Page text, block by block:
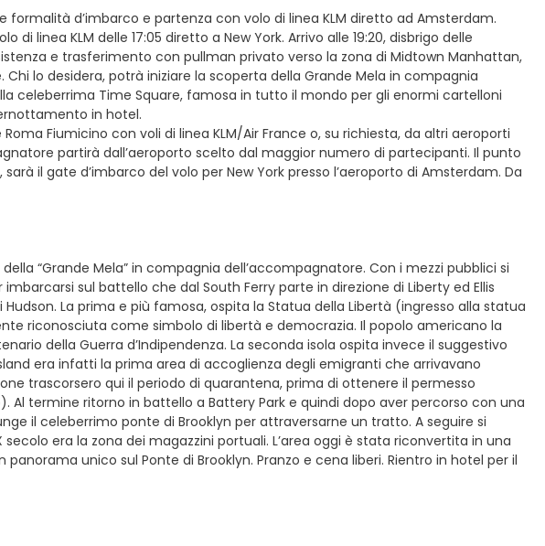
d’imbarco e partenza con volo di linea KLM diretto ad Amsterdam.
linea KLM delle 17:05 diretto a New York. Arrivo alle 19:20, disbrigo delle
e trasferimento con pullman privato verso la zona di Midtown Manhattan,
lo desidera, potrà iniziare la scoperta della Grande Mela in compagnia
celeberrima Time Square, famosa in tutto il mondo per gli enormi cartelloni
in hotel.
Roma Fiumicino con voli di linea KLM/Air France o, su richiesta, da altri aeroporti
partirà dall’aeroporto scelto dal maggior numero di partecipanti. Il punto
il gate d’imbarco del volo per New York presso l’aeroporto di Amsterdam. Da
“Grande Mela” in compagnia dell’accompagnatore. Con i mezzi pubblici si
sul battello che dal South Ferry parte in direzione di Liberty ed Ellis
La prima e più famosa, ospita la Statua della Libertà (ingresso alla statua
riconosciuta come simbolo di libertà e democrazia. Il popolo americano la
della Guerra d’Indipendenza. La seconda isola ospita invece il suggestivo
era infatti la prima area di accoglienza degli emigranti che arrivavano
trascorsero qui il periodo di quarantena, prima di ottenere il permesso
Al termine ritorno in battello a Battery Park e quindi dopo aver percorso con una
il celeberrimo ponte di Brooklyn per attraversarne un tratto. A seguire si
era la zona dei magazzini portuali. L’area oggi è stata riconvertita in una
unico sul Ponte di Brooklyn. Pranzo e cena liberi. Rientro in hotel per il